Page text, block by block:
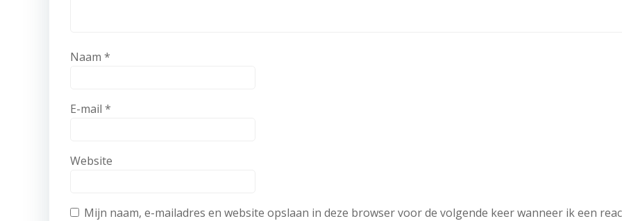
Naam *
E-mail *
Website
Mijn naam, e-mailadres en website opslaan in deze browser voor de volgende keer wanneer ik een